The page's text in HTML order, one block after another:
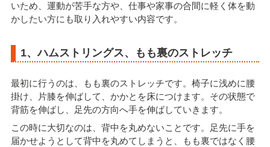
いため、運動が苦手な方や、仕事や家事の合間に軽く体を動
かしたい方にも取り入れやすい内容です。
1、ハムストリングス、もも裏のストレッチ
最初に行うのは、もも裏のストレッチです。椅子に浅めに腰
掛け、片膝を伸ばして、かかとを床につけます。その状態で
背筋を伸ばし、足先の方向へ手を伸ばしていきます。
この時に大切なのは、背中を丸めないことです。足先に手を
届かせようとして背中を丸めてしまうと、もも裏ではなく腰